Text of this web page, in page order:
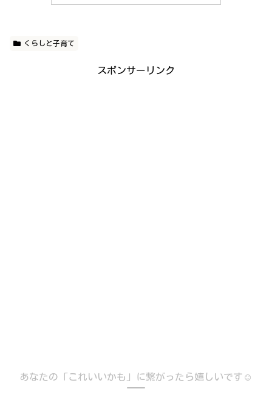
くらしと子育て
スポンサーリンク
あなたの「これいいかも」に繋がったら嬉しいです☺️